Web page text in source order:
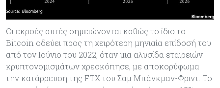
Οι εκροές αυτές σημειώνονται καθώς το ίδιο το
Bitcoin οδεύει προς τη χειρότερη μηνιαία επίδοσή του
από τον Ιούνιο του 2022, όταν μια αλυσίδα εταιρειών
κρυπτονομισμάτων χρεοκόπησε, με αποκορύφωμα
την κατάρρευση της FTX του Σαμ Μπάνκμαν-Φριντ. Το